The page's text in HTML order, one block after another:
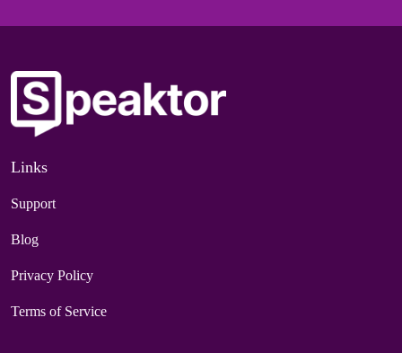
Links
Support
Blog
Privacy Policy
Terms of Service